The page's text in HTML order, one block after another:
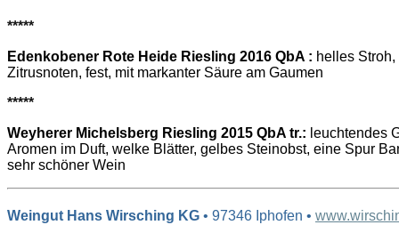
*****
Edenkobener Rote Heide Riesling 2016 QbA : helles
Zitrusnoten, fest, mit markanter Säure am Gaumen
*****
Weyherer Michelsberg Riesling 2015 QbA tr.: leuchtendes
Aromen im Duft, welke Blätter, gelbes Steinobst, eine Spur
sehr schöner Wein
Weingut Hans Wirsching KG • 97346 Iphofen •